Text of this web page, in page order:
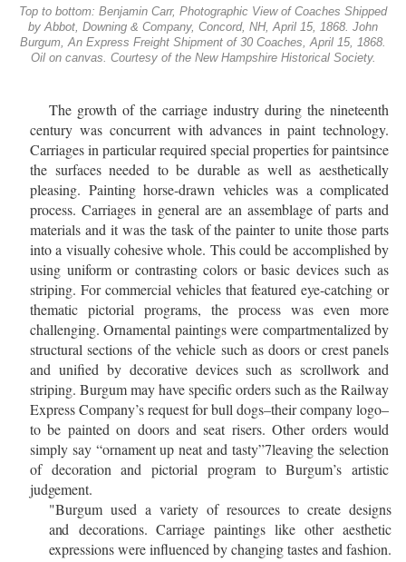
Top to bottom: Benjamin Carr, Photographic View of Coaches Shipped
by Abbot, Downing & Company, Concord, NH, April 15, 1868. John
Burgum, An Express Freight Shipment of 30 Coaches, April 15, 1868.
Oil on canvas. Courtesy of the New Hampshire Historical Society.
The growth of the carriage industry during the nineteenth
century was concurrent with advances in paint technology.
Carriages in particular required special properties for paintsince
the surfaces needed to be durable as well as aesthetically
pleasing. Painting horse-drawn vehicles was a complicated
process. Carriages in general are an assemblage of parts and
materials and it was the task of the painter to unite those parts
into a visually cohesive whole. This could be accomplished by
using uniform or contrasting colors or basic devices such as
striping. For commercial vehicles that featured eye-catching or
thematic pictorial programs, the process was even more
challenging. Ornamental paintings were compartmentalized by
structural sections of the vehicle such as doors or crest panels
and unified by decorative devices such as scrollwork and
striping. Burgum may have specific orders such as the Railway
Express Company’s request for bull dogs–their company logo–
to be painted on doors and seat risers. Other orders would
simply say “ornament up neat and tasty”7leaving the selection
of decoration and pictorial program to Burgum’s artistic
judgement.
"Burgum used a variety of resources to create designs
and decorations. Carriage paintings like other aesthetic
expressions were influenced by changing tastes and fashion.